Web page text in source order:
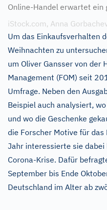
Online-Handel erwartet ein
iStock.com, Anna
Um das Einkaufsverhalten
Weihnachten zu
um Oliver Gansser von der
Management (FOM) seit
Umfrage. Neben den
Beispiel auch analysiert,
und wo die Geschenke
die Forscher Motive für
Jahr interessierte sie
Corona-Krise. Dafür
September bis Ende
Deutschland im Alter ab